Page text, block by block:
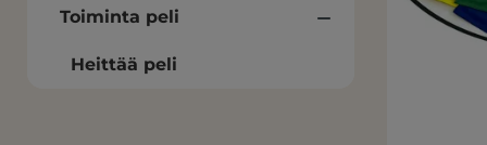
Toiminta peli
Heittää peli